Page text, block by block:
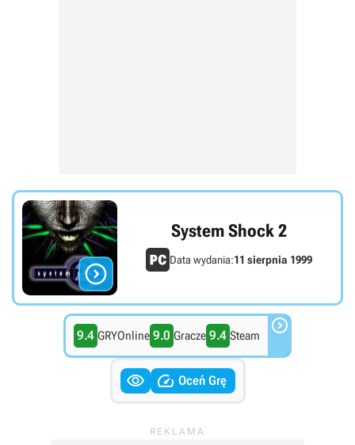

System Shock 2
Data wydania:11 sierpnia 1999
9.4 GRYOnline 9.0 Gracze 9.4 Steam 
  Oceń Grę